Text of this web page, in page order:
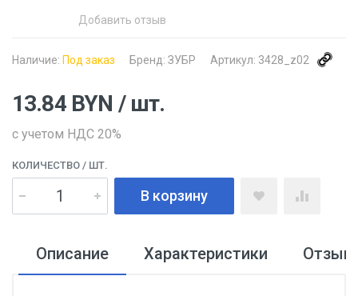
Добавить отзыв
Наличие: Под заказ Бренд: ЗУБР Артикул: 3428_z02
13.84 BYN / шт.
с учетом НДС 20%
КОЛИЧЕСТВО / ШТ.
В корзину
Описание Характеристики